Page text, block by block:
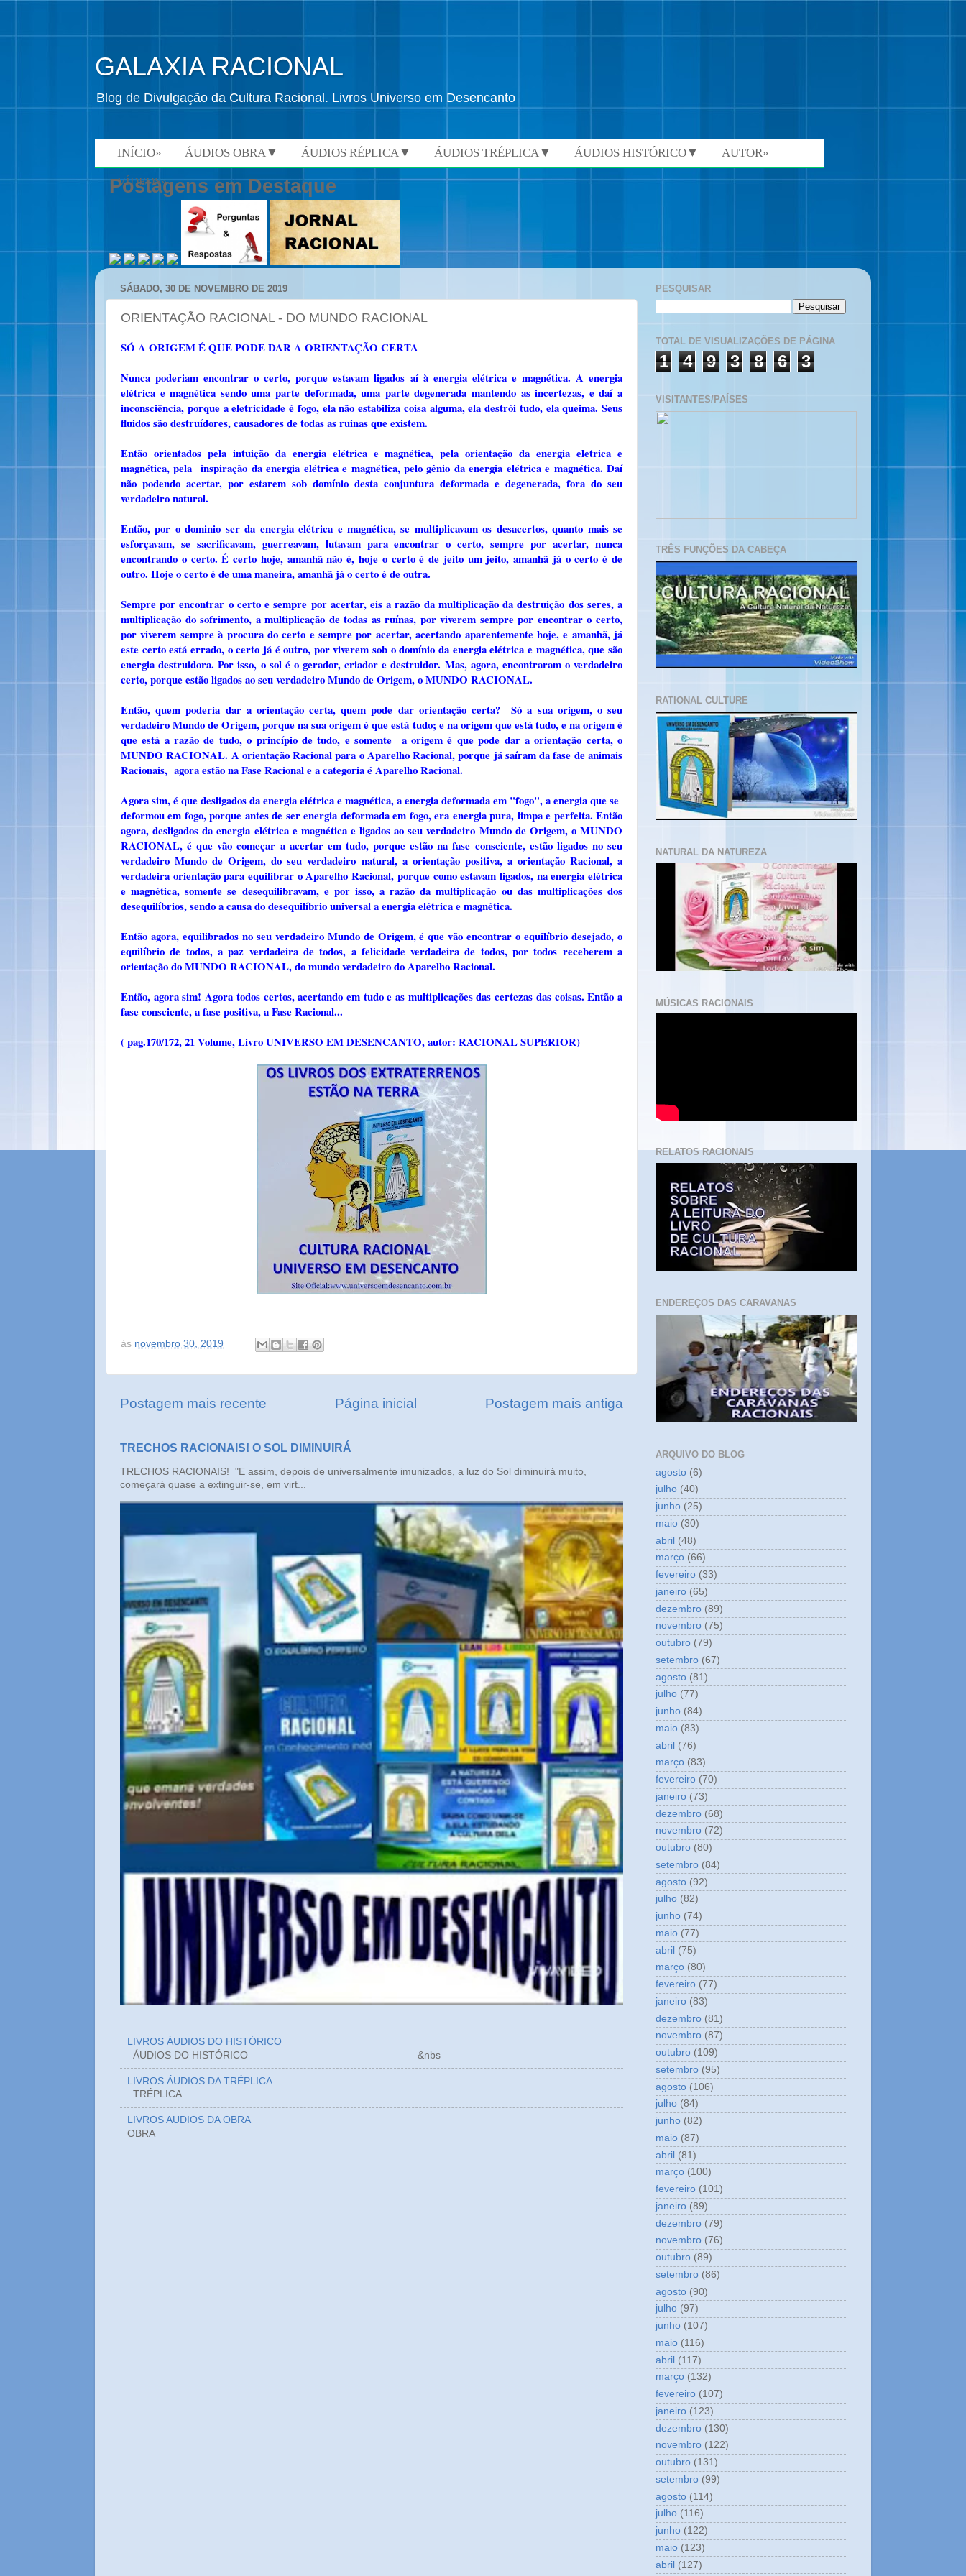
GALAXIA RACIONAL
Blog de Divulgação da Cultura Racional. Livros Universo em Desencanto
INÍCIO» ÁUDIOS OBRA▼ ÁUDIOS RÉPLICA▼ ÁUDIOS TRÉPLICA▼ ÁUDIOS HISTÓRICO▼ AUTOR»
VÍDEOS»
Postagens em Destaque
SÁBADO, 30 DE NOVEMBRO DE 2019
ORIENTAÇÃO RACIONAL - DO MUNDO RACIONAL
SÓ A ORIGEM É QUE PODE DAR A ORIENTAÇÃO CERTA
Nunca poderiam encontrar o certo, porque estavam ligados aí à energia elétrica e magnética. A energia
elétrica e magnética sendo uma parte deformada, uma parte degenerada mantendo as incertezas, e daí a
inconsciência, porque a eletricidade é fogo, ela não estabiliza coisa alguma, ela destrói tudo, ela queima. Seus
fluidos são destruídores, causadores de todas as ruinas que existem.
Então orientados pela intuição da energia elétrica e magnética, pela orientação da energia eletrica e
magnética, pela inspiração da energia elétrica e magnética, pelo gênio da energia elétrica e magnética. Daí
não podendo acertar, por estarem sob domínio desta conjuntura deformada e degenerada, fora do seu
verdadeiro natural.
Então, por o dominio ser da energia elétrica e magnética, se multiplicavam os desacertos, quanto mais se
esforçavam, se sacrificavam, guerreavam, lutavam para encontrar o certo, sempre por acertar, nunca
encontrando o certo. É certo hoje, amanhã não é, hoje o certo é de jeito um jeito, amanhã já o certo é de
outro. Hoje o certo é de uma maneira, amanhã já o certo é de outra.
Sempre por encontrar o certo e sempre por acertar, eis a razão da multiplicação da destruição dos seres, a
multiplicação do sofrimento, a multiplicação de todas as ruínas, por viverem sempre por encontrar o certo,
por viverem sempre à procura do certo e sempre por acertar, acertando aparentemente hoje, e amanhã, já
este certo está errado, o certo já é outro, por viverem sob o domínio da energia elétrica e magnética, que são
energia destruidora. Por isso, o sol é o gerador, criador e destruidor. Mas, agora, encontraram o verdadeiro
certo, porque estão ligados ao seu verdadeiro Mundo de Origem, o MUNDO RACIONAL.
Então, quem poderia dar a orientação certa, quem pode dar orientação certa? Só a sua origem, o seu
verdadeiro Mundo de Origem, porque na sua origem é que está tudo; e na origem que está tudo, e na origem é
que está a razão de tudo, o princípio de tudo, e somente a origem é que pode dar a orientação certa, o
MUNDO RACIONAL. A orientação Racional para o Aparelho Racional, porque já saíram da fase de animais
Racionais, agora estão na Fase Racional e a categoria é Aparelho Racional.
Agora sim, é que desligados da energia elétrica e magnética, a energia deformada em "fogo", a energia que se
deformou em fogo, porque antes de ser energia deformada em fogo, era energia pura, limpa e perfeita. Então
agora, desligados da energia elétrica e magnética e ligados ao seu verdadeiro Mundo de Origem, o MUNDO
RACIONAL, é que vão começar a acertar em tudo, porque estão na fase consciente, estão ligados no seu
verdadeiro Mundo de Origem, do seu verdadeiro natural, a orientação positiva, a orientação Racional, a
verdadeira orientação para equilibrar o Aparelho Racional, porque como estavam ligados, na energia elétrica
e magnética, somente se desequilibravam, e por isso, a razão da multiplicação ou das multiplicações dos
desequilíbrios, sendo a causa do desequilíbrio universal a energia elétrica e magnética.
Então agora, equilibrados no seu verdadeiro Mundo de Origem, é que vão encontrar o equilíbrio desejado, o
equilíbrio de todos, a paz verdadeira de todos, a felicidade verdadeira de todos, por todos receberem a
orientação do MUNDO RACIONAL, do mundo verdadeiro do Aparelho Racional.
Então, agora sim! Agora todos certos, acertando em tudo e as multiplicações das certezas das coisas. Então a
fase consciente, a fase positiva, a Fase Racional...
( pag.170/172, 21 Volume, Livro UNIVERSO EM DESENCANTO, autor: RACIONAL SUPERIOR)
às novembro 30, 2019
Postagem mais recente Postagem mais antiga
Página inicial
TRECHOS RACIONAIS! O SOL DIMINUIRÁ
TRECHOS RACIONAIS! "E assim, depois de universalmente imunizados, a luz do Sol diminuirá muito,
começará quase a extinguir-se, em virt...
LIVROS ÁUDIOS DO HISTÓRICO
ÁUDIOS DO HISTÓRICO &nbs
LIVROS ÁUDIOS DA TRÉPLICA
TRÉPLICA
LIVROS AUDIOS DA OBRA
OBRA
PESQUISAR
TOTAL DE VISUALIZAÇÕES DE PÁGINA
1 4 9 3 8 6 3
VISITANTES/PAÍSES
TRÊS FUNÇÕES DA CABEÇA
RATIONAL CULTURE
NATURAL DA NATUREZA
MÚSICAS RACIONAIS
RELATOS RACIONAIS
ENDEREÇOS DAS CARAVANAS
ARQUIVO DO BLOG
agosto (6)
julho (40)
junho (25)
maio (30)
abril (48)
março (66)
fevereiro (33)
janeiro (65)
dezembro (89)
novembro (75)
outubro (79)
setembro (67)
agosto (81)
julho (77)
junho (84)
maio (83)
abril (76)
março (83)
fevereiro (70)
janeiro (73)
dezembro (68)
novembro (72)
outubro (80)
setembro (84)
agosto (92)
julho (82)
junho (74)
maio (77)
abril (75)
março (80)
fevereiro (77)
janeiro (83)
dezembro (81)
novembro (87)
outubro (109)
setembro (95)
agosto (106)
julho (84)
junho (82)
maio (87)
abril (81)
março (100)
fevereiro (101)
janeiro (89)
dezembro (79)
novembro (76)
outubro (89)
setembro (86)
agosto (90)
julho (97)
junho (107)
maio (116)
abril (117)
março (132)
fevereiro (107)
janeiro (123)
dezembro (130)
novembro (122)
outubro (131)
setembro (99)
agosto (114)
julho (116)
junho (122)
maio (123)
abril (127)